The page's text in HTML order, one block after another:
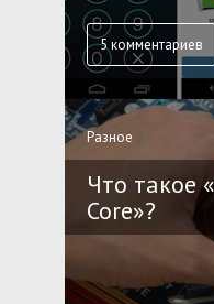
5 комментариев
Разное
Что такое
Core»?